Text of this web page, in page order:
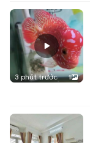
3 phút trước 1